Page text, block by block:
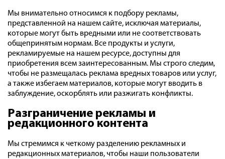
Мы внимательно относимся к подбору рекламы,
представленной на нашем сайте, исключая материалы,
которые могут быть вредными или не соответствовать
общепринятым нормам. Все продукты и услуги,
рекламируемые на нашем ресурсе, доступны для
приобретения всем заинтересованным. Мы строго следим,
чтобы не размещалась реклама вредных товаров или услуг,
а также избегаем материалов, которые могут вводить в
заблуждение, оскорблять или разжигать конфликты.
Разграничение рекламы и
редакционного контента
Мы стремимся к четкому разделению рекламных и
редакционных материалов, чтобы наши пользователи